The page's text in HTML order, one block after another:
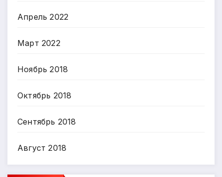
Апрель 2022
Март 2022
Ноябрь 2018
Октябрь 2018
Сентябрь 2018
Август 2018